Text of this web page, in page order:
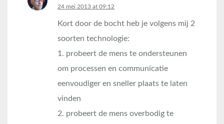
says:
24 mei 2013 at 09:12
Kort door de bocht heb je volgens mij 2
soorten technologie:
1. probeert de mens te ondersteunen
om processen en communicatie
eenvoudiger en sneller plaats te laten
vinden
2. probeert de mens overbodig te